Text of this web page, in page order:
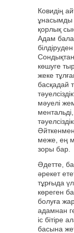
Ковидің
ұнасымды
қорлық
Адам
көшуге
жеке
басқадай
мәуелі
меже, ең
зоры бар.
Әдетте,
әрекет
тұрғыда
көреген
болуға
адамнан
іс бітіре
басына